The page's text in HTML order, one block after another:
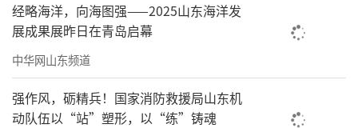
“六床联动”试点呵护失能失智老人
2025年，全市已建成“六床联动”试点机
构5家，养老机构护理型床位占比提高到77.
2%，全市护理型床位达到1.6万张，累计为929
经略海洋，向海图强——2025山东海洋发
展成果展昨日在青岛启幕
中华网山东频道
强作风，砺精兵！国家消防救援局山东机
动队伍以“站”塑形，以“练”铸魂